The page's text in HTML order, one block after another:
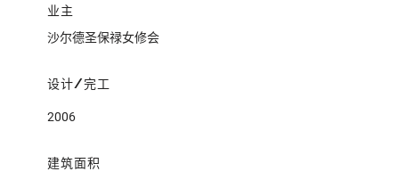
业主
沙尔德圣保禄女修会
设计/完工
2006
建筑面积